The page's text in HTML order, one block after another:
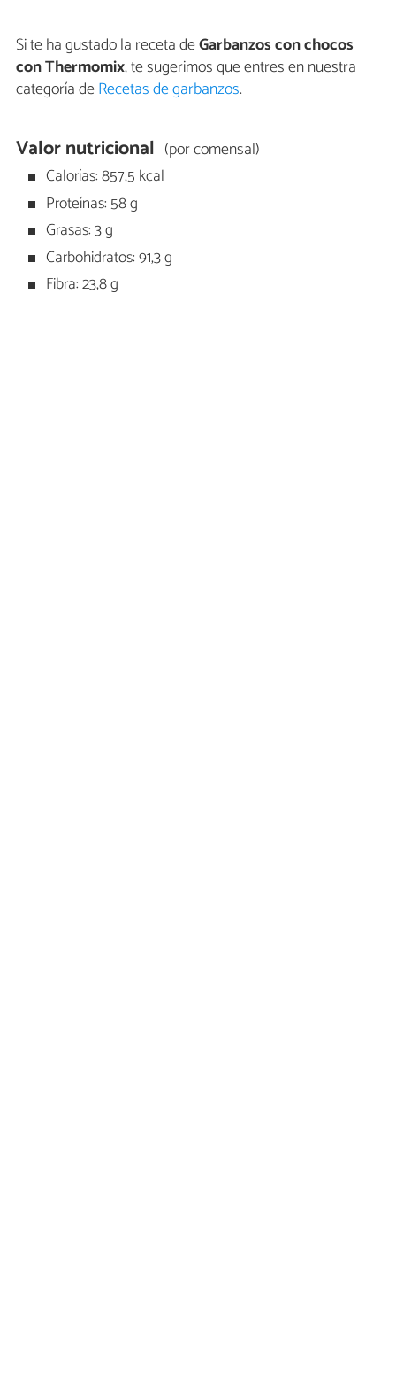
Si te ha gustado la receta deGarbanzos con chocos
con Thermomix, te sugerimos que entres en nuestra
categoría deRecetas de garbanzos.
Valor nutricional (por comensal)
Calorías: 857,5 kcal
Proteínas: 58 g
Grasas: 3 g
Carbohidratos: 91,3 g
Fibra: 23,8 g